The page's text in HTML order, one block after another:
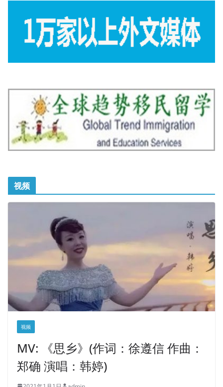
视频
视频
MV: 《思乡》(作词：徐遵信 作曲：
郑确 演唱：韩婷)